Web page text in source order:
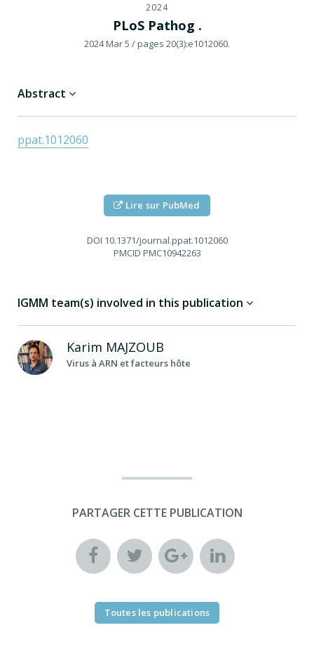
2024
PLoS Pathog .
2024 Mar 5 / pages 20(3):e1012060.
Abstract
ppat.1012060
Lire sur PubMed
DOI 10.1371/journal.ppat.1012060
PMCID PMC10942263
IGMM team(s) involved in this publication
Karim MAJZOUB
Virus à ARN et facteurs hôte
PARTAGER CETTE PUBLICATION
Toutes les publications